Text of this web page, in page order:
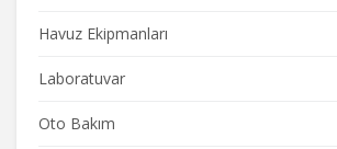
Havuz Ekipmanları
Laboratuvar
Oto Bakım